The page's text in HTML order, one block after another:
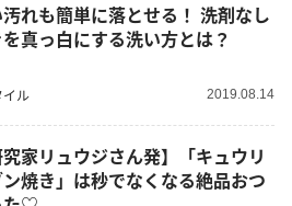
れも簡単に落とせる！ 洗剤なし
真っ白にする洗い方とは？
イル 2019.08.14
究家リュウジさん発】「キュウリ
焼き」は秒でなくなる絶品おつ